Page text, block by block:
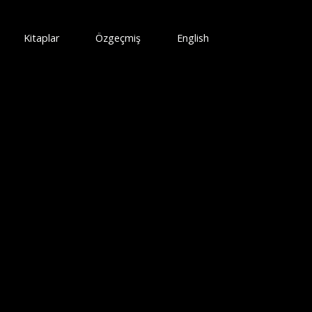
Kitaplar Özgeçmiş English